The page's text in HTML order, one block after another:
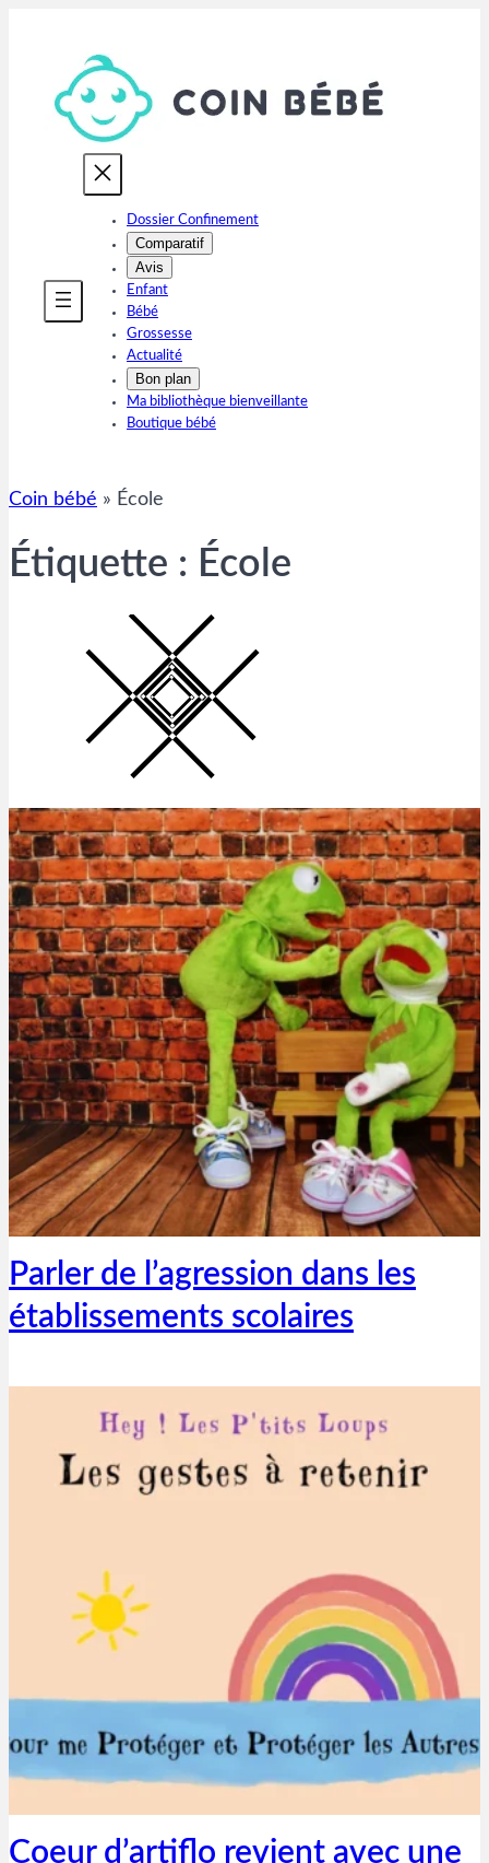
contenu
Dossier Confinement
Comparatif
Avis
Enfant
Bébé
Grossesse
Actualité
Bon plan
Ma bibliothèque bienveillante
Boutique bébé
Coin bébé » École
Étiquette : École
Thibaut Parent
16 septembre 2021
Parler de l’agression dans les
établissements scolaires
Thibaut Parent
29 mai 2020
Coeur d’artiflo revient avec une